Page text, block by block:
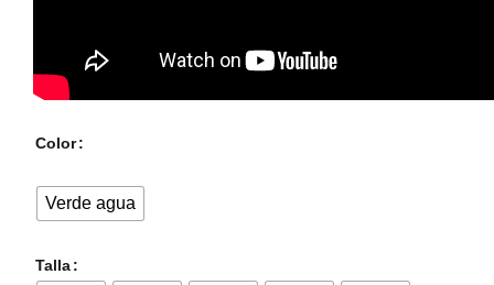
Color
Verde agua
Talla